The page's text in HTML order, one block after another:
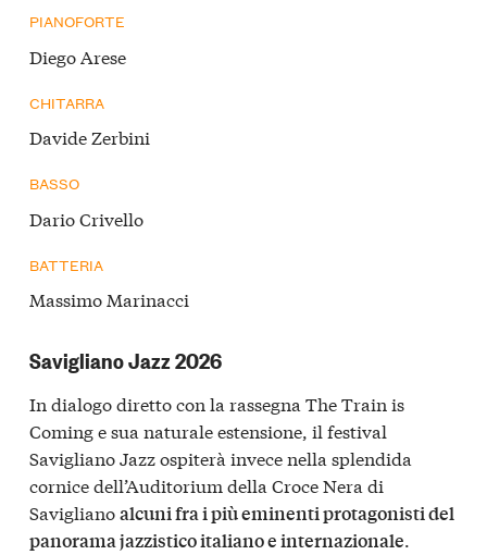
PIANOFORTE
Diego Arese
CHITARRA
Davide Zerbini
BASSO
Dario Crivello
BATTERIA
Massimo Marinacci
Savigliano Jazz 2026
In dialogo diretto con la rassegna The Train is
Coming e sua naturale estensione, il festival
Savigliano Jazz ospiterà invece nella splendida
cornice dell’Auditorium della Croce Nera di
Saviglianoalcuni fra i più eminenti protagonisti del
panorama jazzistico italiano e internazionale.